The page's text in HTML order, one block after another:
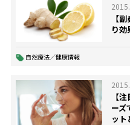
【
り効
自然療法／健康情報
【
ーズ
ット